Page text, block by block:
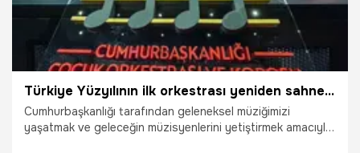
Türkiye Yüzyılının ilk orkestrası yeniden sahnede
Cumhurbaşkanlığı tarafından geleneksel müziğimizi
yaşatmak ve geleceğin müzisyenlerini yetiştirmek amacıyla,